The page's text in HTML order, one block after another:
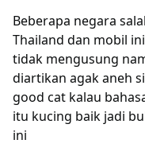
Beberapa negara
Thailand dan mobil
tidak mengusung
diartikan agak aneh
good cat kalau
itu kucing baik jadi
ini